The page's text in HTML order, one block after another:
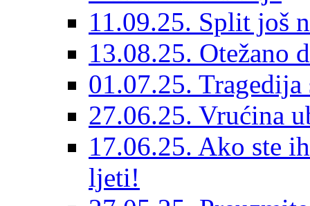
11.09.25. Split još
13.08.25. Otežano
01.07.25.
27.06.25. Vrućina
17.06.25. Ako ste
ljeti!